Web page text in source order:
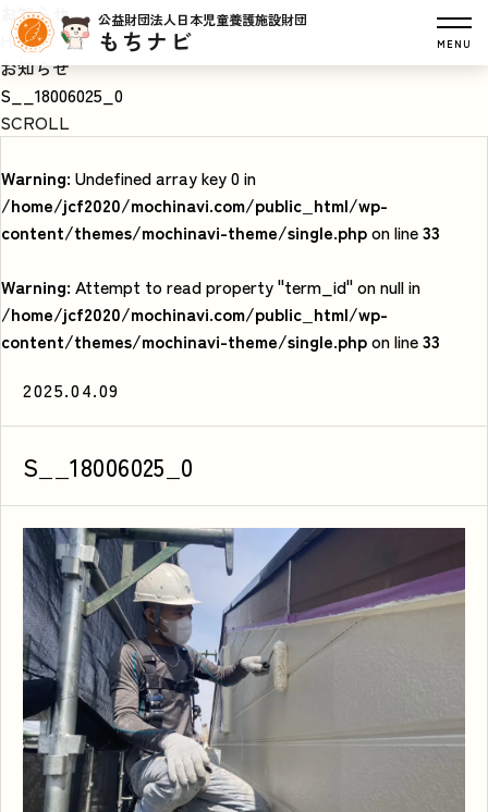
公益財団法人日本児童養護施設財団
もちナビ MENU
お知らせ
HOME
お知らせ
S__18006025_0
SCROLL
Warning: Undefined array key 0 in
/home/jcf2020/mochinavi.com/public_html/wp-
content/themes/mochinavi-theme/single.phpon line33
Warning: Attempt to read property "term_id" on null in
/home/jcf2020/mochinavi.com/public_html/wp-
content/themes/mochinavi-theme/single.phpon line33
2025.04.09
S__18006025_0